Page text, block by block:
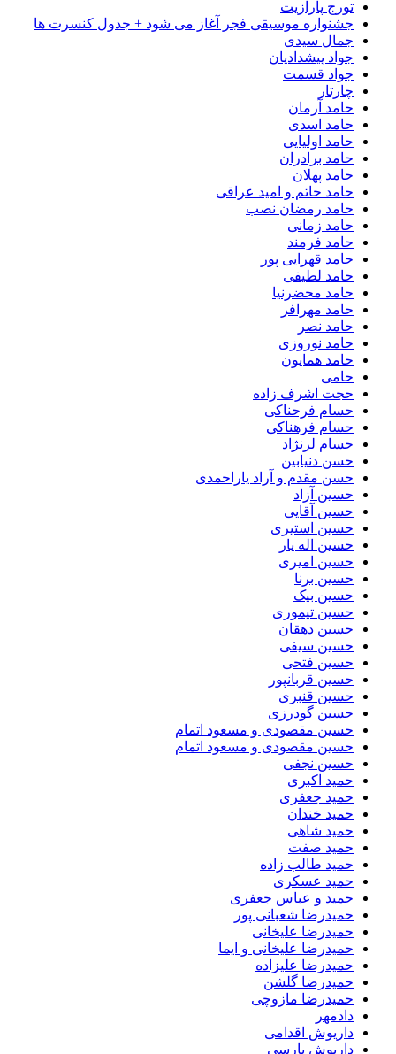
تورج پارازیت
جشنواره موسیقی فجر آغاز می شود + جدول کنسرت ها
جمال سیدی
جواد پیشدادیان
جواد قسمت
چارتار
حامد آرمان
حامد اسدی
حامد اولیایی
حامد برادران
حامد پهلان
حامد حاتم و امید عراقی
حامد رمضان نصب
حامد زمانی
حامد فرمند
حامد قهرایی پور
حامد لطیفی
حامد محضرنیا
حامد مهرافر
حامد نصر
حامد نوروزی
حامد همایون
حامی
حجت اشرف زاده
حسام فرحناکی
حسام فرهناکی
حسام لرنژاد
حسن دنیابین
حسن مقدم و آراد یاراحمدی
حسین آزاد
حسین آقایی
حسین استیری
حسین اله یار
حسین امیری
حسین برنا
حسین بیک
حسین تیموری
حسین دهقان
حسین سیفی
حسین فتحی
حسین قربانپور
حسین قنبری
حسین گودرزی
حسین مقصودى و مسعود اتمام
حسین مقصودی و مسعود اتمام
حسین نجفی
حمید اکبری
حمید جعفری
حمید خندان
حمید شاهی
حمید صفت
حمید طالب زاده
حمید عسکری
حمید و عباس جعفری
حمیدرضا شعبانی پور
حمیدرضا علیخانی
حمیدرضا علیخانی و ایما
حمیدرضا علیزاده
حمیدرضا گلشن
حمیدرضا مازوچی
دادمهر
داریوش اقدامی
داریوش پارسی